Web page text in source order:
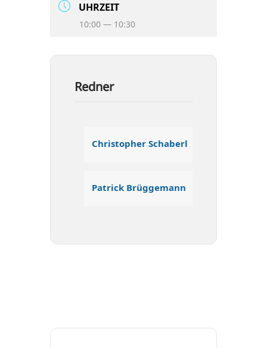
UHR­ZEIT
10:00 — 10:30
Redner
Chris­to­pher Schaberl
Patrick Brüg­ge­mann